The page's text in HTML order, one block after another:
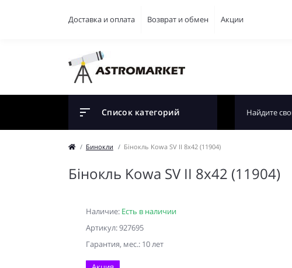
Доставка и оплата Возврат и обмен Акции
Список категорий
Бинокли Бінокль Kowa SV II 8x42 (11904)
Бінокль Kowa SV II 8x42 (11904)
Наличие: Есть в наличии
Артикул: 927695
Гарантия, мес.: 10 лет